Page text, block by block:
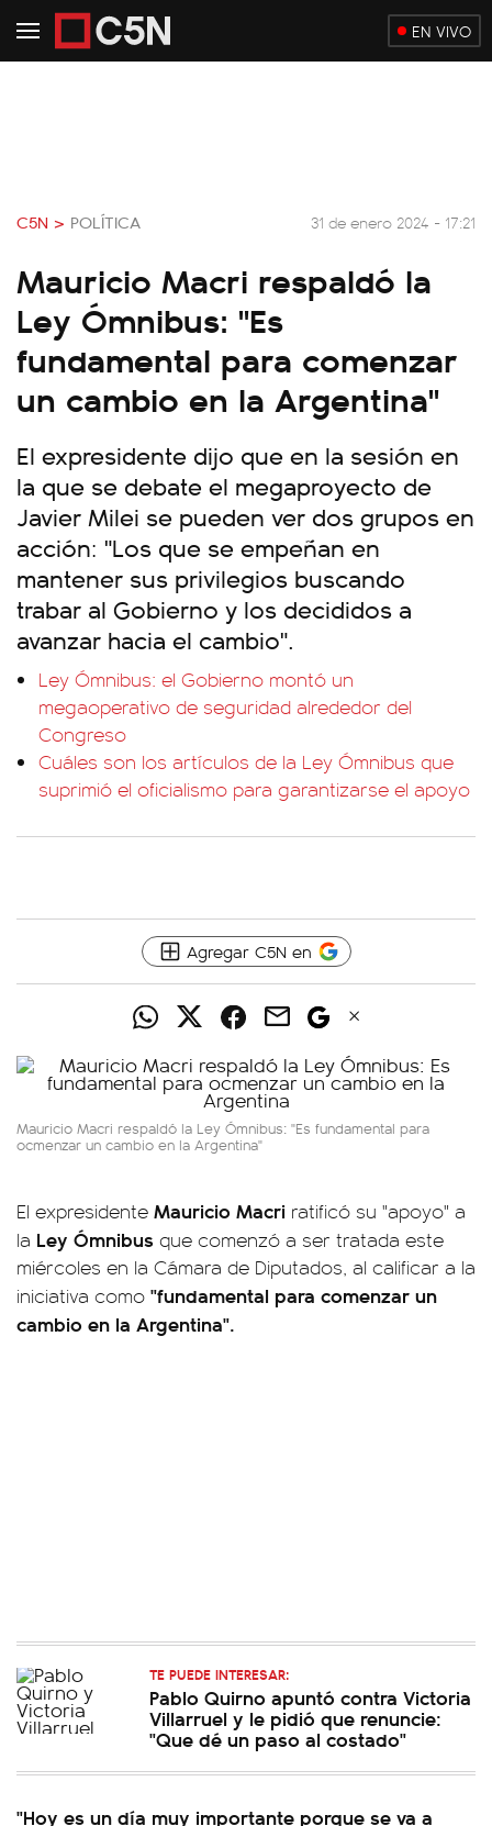
EN VIVO
C5N > POLÍTICA 31 de enero 2024 - 17:21
Mauricio Macri respaldó la
Ley Ómnibus: "Es
fundamental para comenzar
un cambio en la Argentina"
El expresidente dijo que en la sesión en
la que se debate el megaproyecto de
Javier Milei se pueden ver dos grupos en
acción: "Los que se empeñan en
mantener sus privilegios buscando
trabar al Gobierno y los decididos a
avanzar hacia el cambio".
Ley Ómnibus: el Gobierno montó un
megaoperativo de seguridad alrededor del
Congreso
Cuáles son los artículos de la Ley Ómnibus que
suprimió el oficialismo para garantizarse el apoyo
Agregar C5N en
Mauricio Macri respaldó la Ley Ómnibus: "Es fundamental para
ocmenzar un cambio en la Argentina"
El expresidente Mauricio Macri ratificó su "apoyo" a
la Ley Ómnibus que comenzó a ser tratada este
miércoles en la Cámara de Diputados, al calificar a la
iniciativa como "fundamental para comenzar un
cambio en la Argentina".
TE PUEDE INTERESAR:
Pablo Quirno apuntó contra Victoria
Villarruel y le pidió que renuncie:
"Que dé un paso al costado"
"Hoy es un día muy importante porque se va a